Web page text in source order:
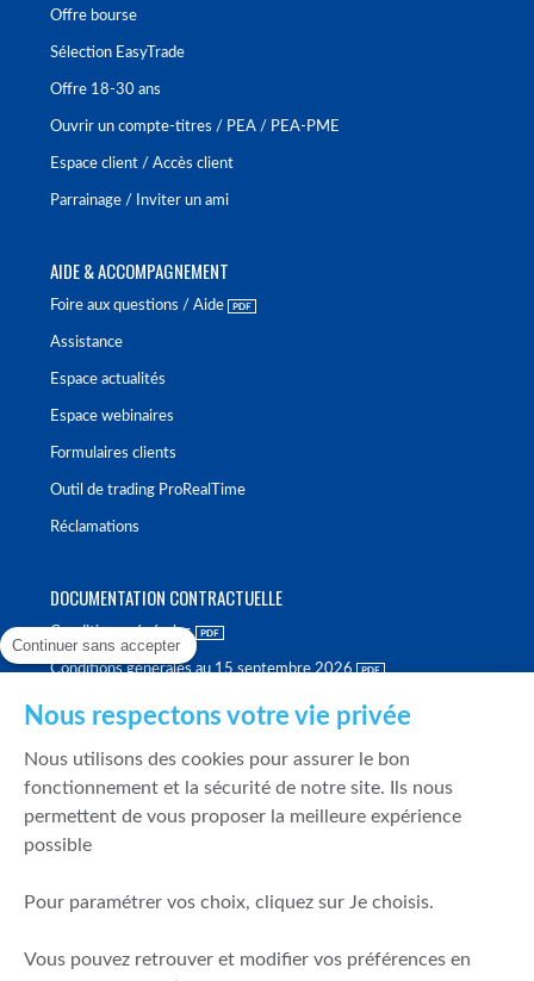
Offre bourse
Sélection EasyTrade
Offre 18-30 ans
Ouvrir un compte-titres / PEA / PEA-PME
Espace client / Accès client
Parrainage / Inviter un ami
AIDE & ACCOMPAGNEMENT
Foire aux questions / Aide
Assistance
Espace actualités
Espace webinaires
Formulaires clients
Outil de trading ProRealTime
Réclamations
DOCUMENTATION CONTRACTUELLE
Conditions générales
Conditions générales au 15 septembre 2026
Politique de meilleure sélection
Politique de durabilité
Fonds de garantie des dépôts et de résolution
Mentions légales
Continuer sans accepter
Nous respectons votre vie privée
Nous utilisons des cookies pour assurer le bon
fonctionnement et la sécurité de notre site. Ils nous
permettent de vous proposer la meilleure expérience
possible
Pour paramétrer vos choix, cliquez sur Je choisis.
Vous pouvez retrouver et modifier vos préférences en